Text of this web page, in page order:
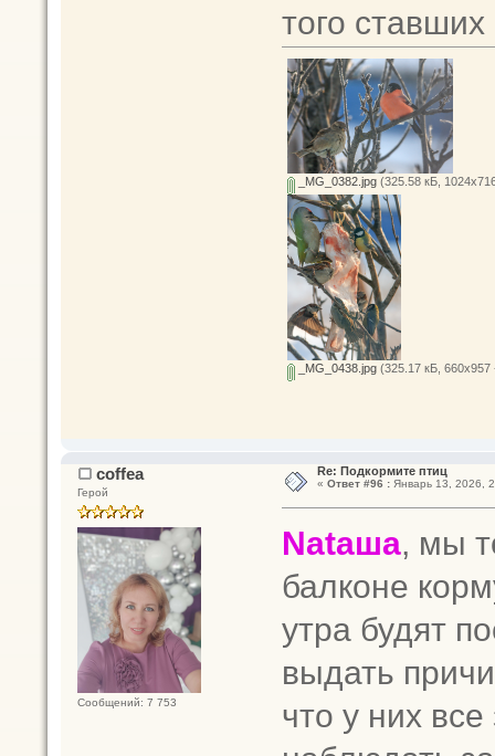
того
_MG_0382.jpg(325.58 кБ,
_MG_0438.jpg(325.17 кБ, 660x957
coffea
Герой
Сообщений: 7 753
Re: Подкормите птиц
« Ответ #96 :Январь 13, 2026,
Nataшa, мы
балконе
утра будят
выдать
что у них